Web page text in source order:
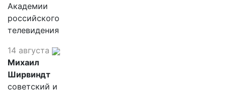
Академии
российского
телевидения
14 августа
Михаил
Ширвиндт
советский и